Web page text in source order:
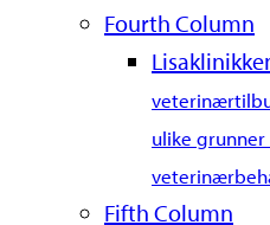
Fourth Column
ulike
Fifth Column